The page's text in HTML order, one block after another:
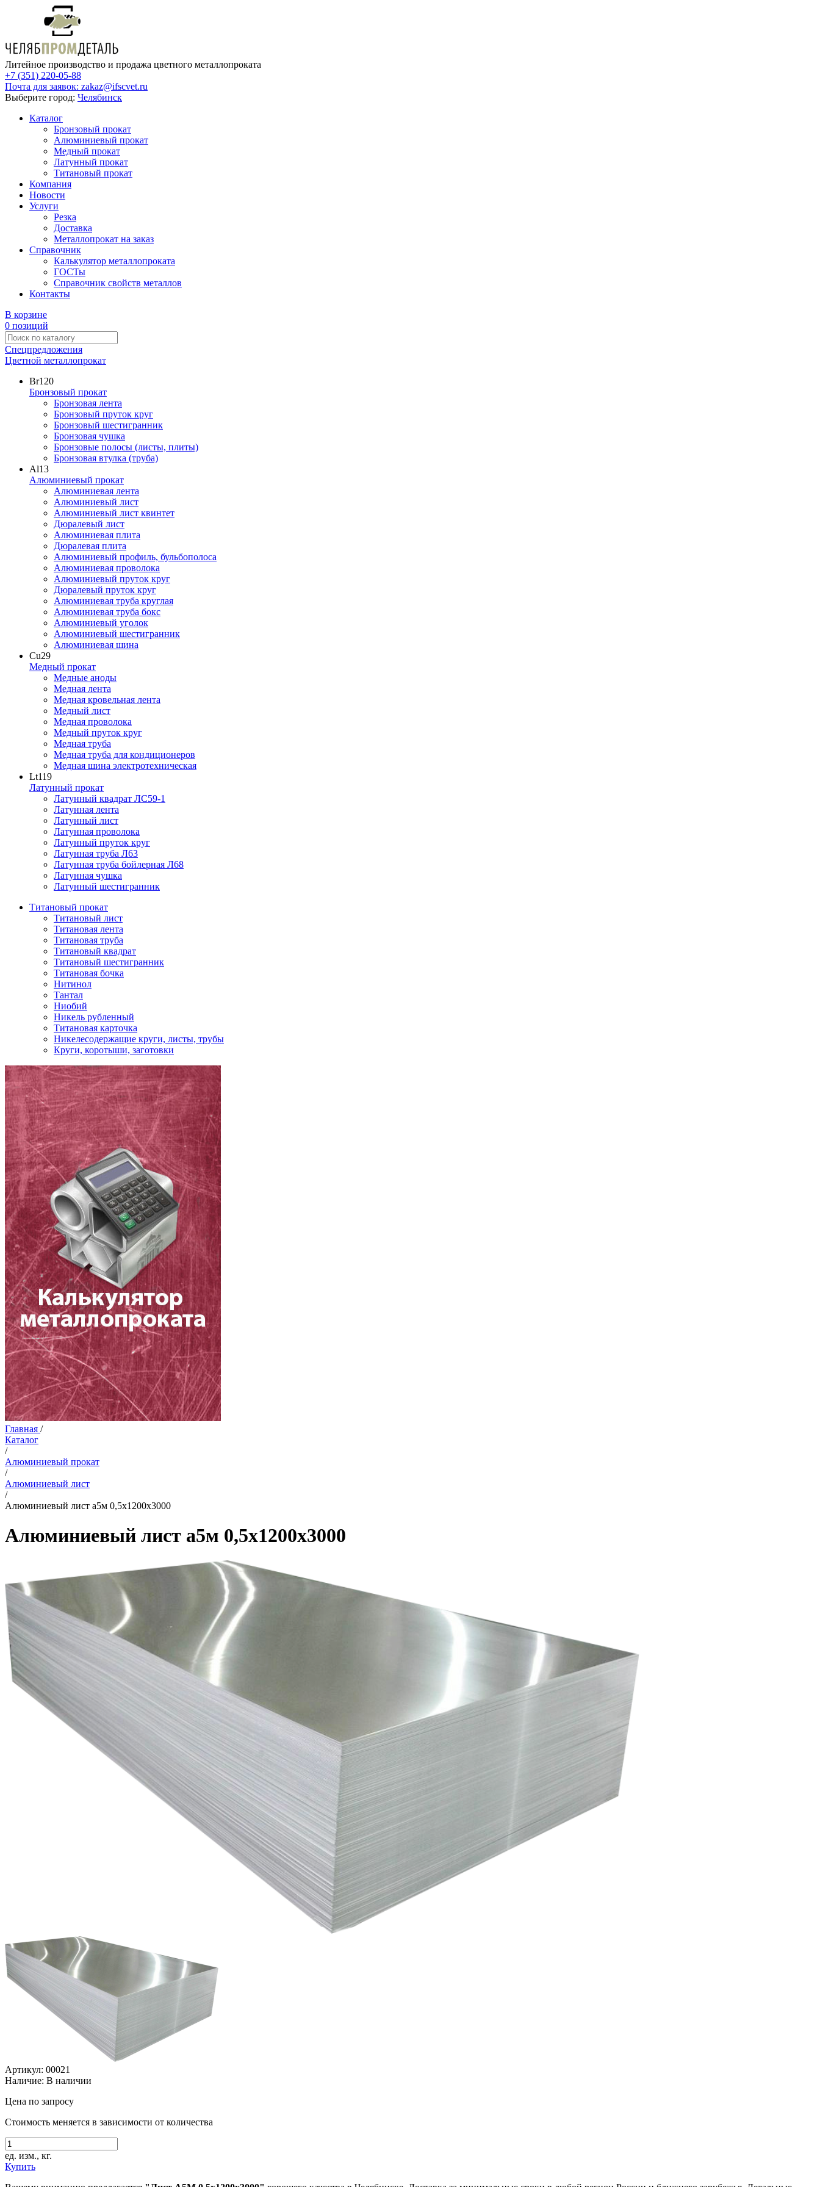
Литейное производство и продажа цветного металлопроката
+7 (351) 220-05-88
Почта для заявок: zakaz@ifscvet.ru
Выберите город: Челябинск
Каталог
Бронзовый прокат
Алюминиевый прокат
Медный прокат
Латунный прокат
Титановый прокат
Компания
Новости
Услуги
Резка
Доставка
Металлопрокат на заказ
Справочник
Калькулятор металлопроката
ГОСТы
Справочник свойств металлов
Контакты
В корзине
0 позиций
Спецпредложения
Цветной металлопрокат
Br120
Бронзовый прокат
Бронзовая лента
Бронзовый пруток круг
Бронзовый шестигранник
Бронзовая чушка
Бронзовые полосы (листы, плиты)
Бронзовая втулка (труба)
Al13
Алюминиевый прокат
Алюминиевая лента
Алюминиевый лист
Алюминиевый лист квинтет
Дюралевый лист
Алюминиевая плита
Дюралевая плита
Алюминиевый профиль, бульбополоса
Алюминиевая проволока
Алюминиевый пруток круг
Дюралевый пруток круг
Алюминиевая труба круглая
Алюминиевая труба бокс
Алюминиевый уголок
Алюминиевый шестигранник
Алюминиевая шина
Cu29
Медный прокат
Медные аноды
Медная лента
Медная кровельная лента
Медный лист
Медная проволока
Медный пруток круг
Медная труба
Медная труба для кондиционеров
Медная шина электротехническая
Lt119
Латунный прокат
Латунный квадрат ЛС59-1
Латунная лента
Латунный лист
Латунная проволока
Латунный пруток круг
Латунная труба Л63
Латунная труба бойлерная Л68
Латунная чушка
Латунный шестигранник
Титановый прокат
Титановый лист
Титановая лента
Титановая труба
Титановый квадрат
Титановый шестигранник
Титановая бочка
Нитинол
Тантал
Ниобий
Никель рубленный
Титановая карточка
Никелесодержащие круги, листы, трубы
Круги, коротыши, заготовки
Главная /
Каталог
/
Алюминиевый прокат
/
Алюминиевый лист
/
Алюминиевый лист а5м 0,5х1200х3000
Алюминиевый лист а5м 0,5х1200х3000
Артикул: 00021
Наличие: В наличии
Цена по запросу
Стоимость меняется в зависимости от количества
ед. изм., кг.
Купить